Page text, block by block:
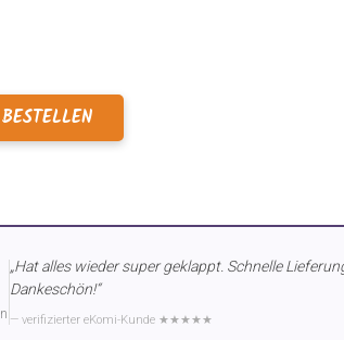
„Hat alles wieder super geklappt. Schnelle
Dankeschön!“
— verifizierter eKomi-Kunde ★★★★★